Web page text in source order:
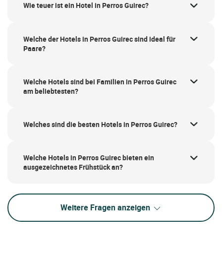
Wie teuer ist ein Hotel in Perros Guirec?
Welche der Hotels in Perros Guirec sind ideal für
Paare?
Welche Hotels sind bei Familien in Perros Guirec
am beliebtesten?
Welches sind die besten Hotels in Perros Guirec?
Welche Hotels in Perros Guirec bieten ein
ausgezeichnetes Frühstück an?
Weitere Fragen anzeigen